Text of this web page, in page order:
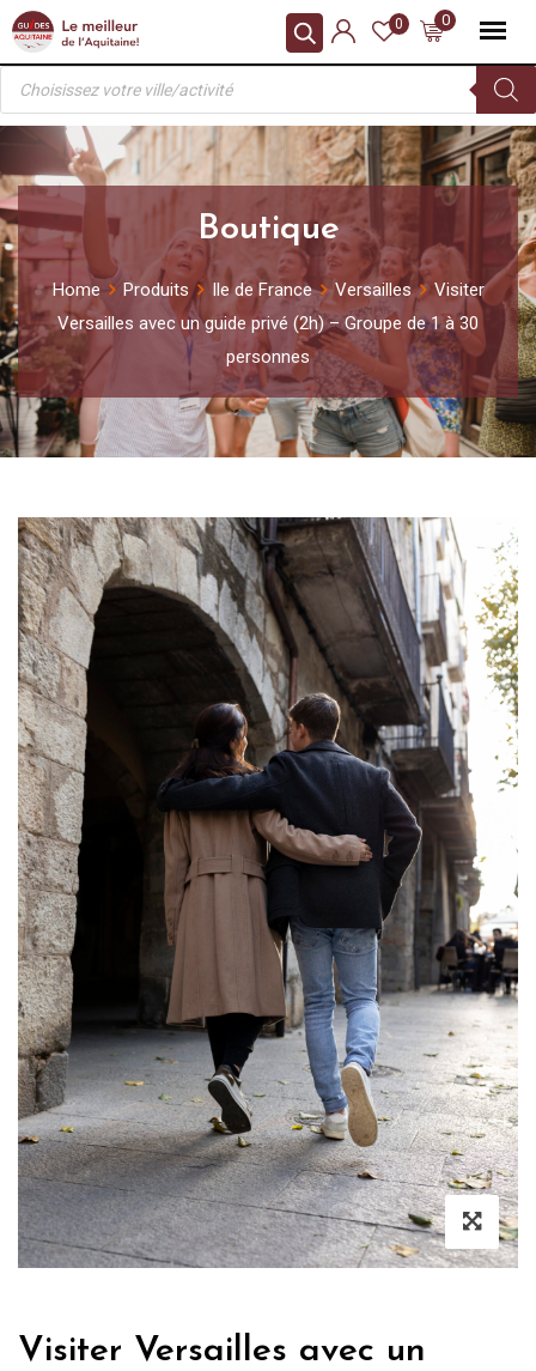
Skip
content
0
0
Recherche
produits
Boutique
Home Produits Ile de France Versailles
Visiter
Versailles avec un guide privé (2h) – Groupe de 1 à 30
personnes
Visiter Versailles avec un